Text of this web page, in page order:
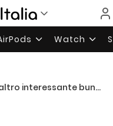
Watch
bundle per Mac: otto applicazioni a 50 dollari (invece di 518!)